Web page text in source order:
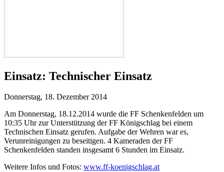
Einsatz: Technischer Einsatz
Donnerstag, 18. Dezember 2014
Am Donnerstag, 18.12.2014 wurde die FF Schenkenfelden um
10:35 Uhr zur Unterstützung der FF Königschlag bei einem
Technischen Einsatz gerufen. Aufgabe der Wehren war es,
Verunreinigungen zu beseitigen. 4 Kameraden der FF
Schenkenfelden standen insgesamt 6 Stunden im Einsatz.
Weitere Infos und Fotos: www.ff-koenigschlag.at